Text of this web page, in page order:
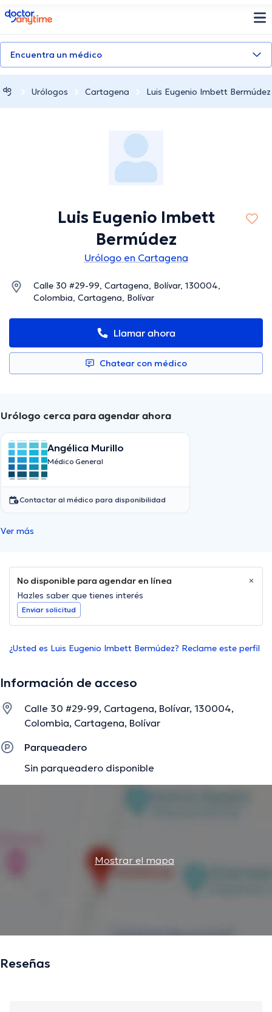
doctoranytime
Encuentra un médico
Urólogos Cartagena Luis Eugenio Imbett Bermúdez
Luis Eugenio Imbett
Bermúdez
Urólogo en Cartagena
Calle 30 #29-99, Cartagena, Bolívar, 130004,
Colombia, Cartagena, Bolívar
Llamar ahora
Chatear con médico
Urólogo cerca para agendar ahora
Angélica Murillo
Médico General
Contactar al médico para disponibilidad
Ver más
No disponible para agendar en línea
Hazles saber que tienes interés
Enviar solicitud
¿Usted es Luis Eugenio Imbett Bermúdez? Reclame este perfil
Información de acceso
Calle 30 #29-99, Cartagena, Bolívar, 130004,
Colombia, Cartagena, Bolívar
Parqueadero
Sin parqueadero disponible
Mostrar el mapa
Reseñas